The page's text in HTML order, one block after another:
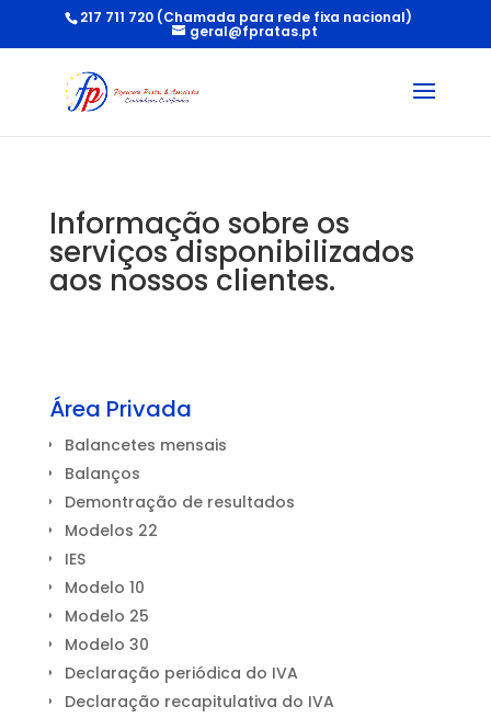
217 711 720 (Chamada para rede fixa nacional)
geral@fpratas.pt
Informação sobre os
serviços disponibilizados
aos nossos clientes.
Área Privada
Balancetes mensais
Balanços
Demontração de resultados
Modelos 22
IES
Modelo 10
Modelo 25
Modelo 30
Declaração periódica do IVA
Declaração recapitulativa do IVA